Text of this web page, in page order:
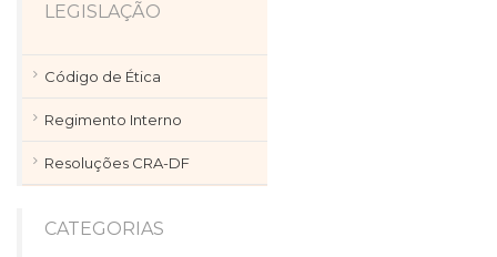
LEGISLAÇÃO
Código de Ética
Regimento Interno
Resoluções CRA-DF
CATEGORIAS